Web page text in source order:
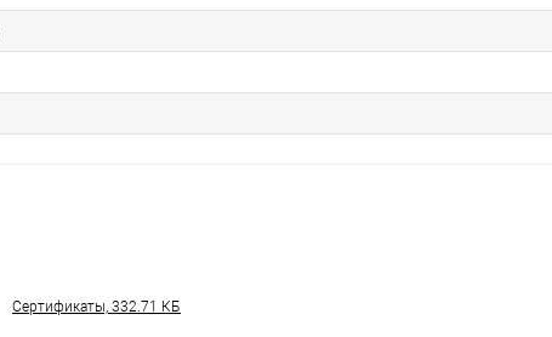
Сертификаты, 332.71 КБ